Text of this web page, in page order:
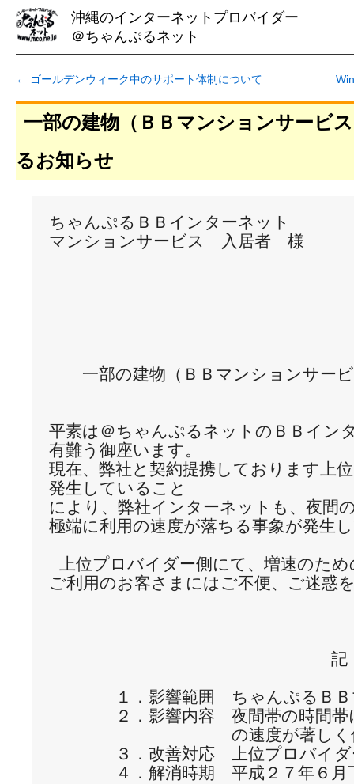
沖縄のインターネットプロバイダー
＠ちゃんぷるネット
← ゴールデンウィーク中のサポート体制について
一部の建物（ＢＢマンションサービ
るお知らせ
ちゃんぷるＢＢインターネット
マンションサービス　入居者　様
一部の建物（ＢＢマンションサービ
平素は＠ちゃんぷるネットのＢＢイン
有難う御座います。
現在、弊社と契約提携しております上
発生していること
により、弊社インターネットも、夜間
極端に利用の速度が落ちる事象が発生
上位プロバイダー側にて、増速のた
ご利用のお客さまにはご不便、ご迷惑
記
１．影響範囲　ちゃんぷるＢＢマ
２．影響内容　夜間帯の時間帯に
の速度が著しく低下す
３．改善対応　上位プロバイダー
４．解消時期　平成２７年６月